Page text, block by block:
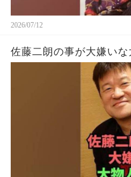
2026/07/12
佐藤二朗の事が大嫌い